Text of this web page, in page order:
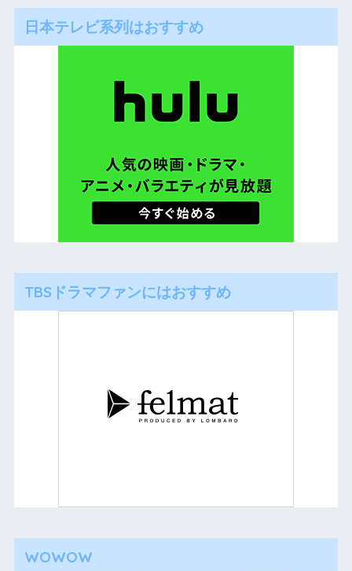
日本テレビ系列はおすすめ
TBSドラマファンにはおすすめ
WOWOW